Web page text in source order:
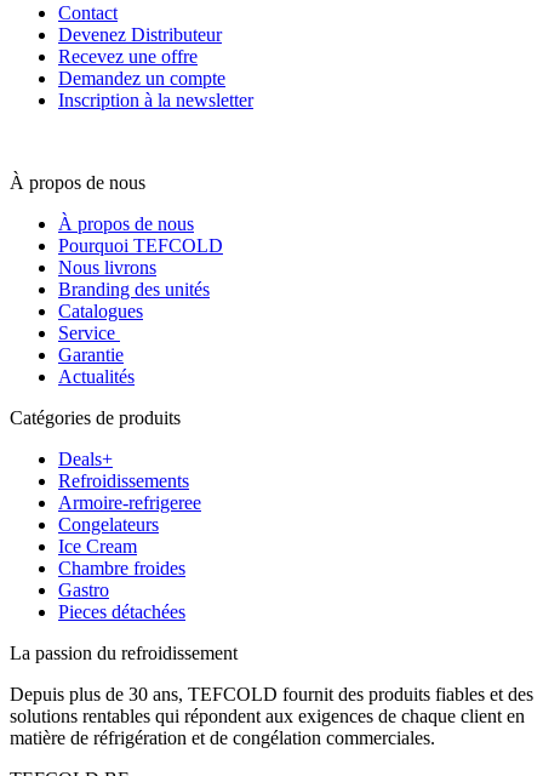
Contact
Devenez Distributeur
Recevez une offre
Demandez un compte
Inscription à la newsletter
À propos de nous
À propos de nous
Pourquoi TEFCOLD
Nous livrons
Branding des unités
Catalogues
Service
Garantie
Actualités
Catégories de produits
Deals+
Refroidissements
Armoire-refrigeree
Congelateurs
Ice Cream
Chambre froides
Gastro
Pieces détachées
La passion du refroidissement
Depuis plus de 30 ans, TEFCOLD fournit des produits fiables et des
solutions rentables qui répondent aux exigences de chaque client en
matière de réfrigération et de congélation commerciales.